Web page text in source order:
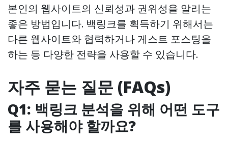
본인의 웹사이트의 신뢰성과 권위성을 알리는
좋은 방법입니다. 백링크를 획득하기 위해서는
다른 웹사이트와 협력하거나 게스트 포스팅을
하는 등 다양한 전략을 사용할 수 있습니다.
자주 묻는 질문 (FAQs)
Q1: 백링크 분석을 위해 어떤 도구
를 사용해야 할까요?